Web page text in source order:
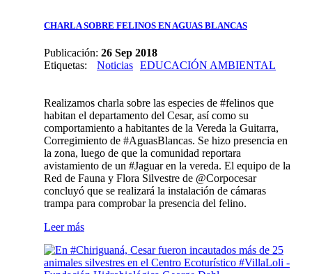
CHARLA SOBRE FELINOS EN AGUAS BLANCAS
Publicación: 26 Sep 2018
Etiquetas: Noticias EDUCACIÓN AMBIENTAL
Realizamos charla sobre las especies de #felinos que
habitan el departamento del Cesar, así como su
comportamiento a habitantes de la Vereda la Guitarra,
Corregimiento de #AguasBlancas. Se hizo presencia en
la zona, luego de que la comunidad reportara
avistamiento de un #Jaguar en la vereda. El equipo de la
Red de Fauna y Flora Silvestre de @Corpocesar
concluyó que se realizará la instalación de cámaras
trampa para comprobar la presencia del felino.
Leer más